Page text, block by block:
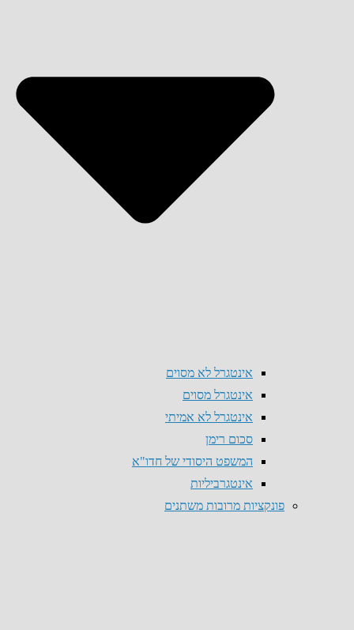
אינטגרל לא מסוים
אינטגרל מסוים
אינטגרל לא אמיתי
סכום רימן
המשפט היסודי של חדו"א
אינטגרביליות
פונקציות מרובות משתנים